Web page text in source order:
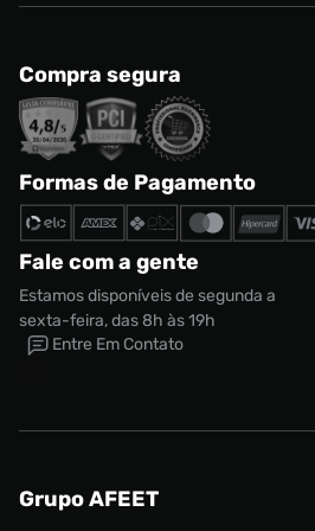
Compra segura
Formas de Pagamento
Fale com a gente
Estamos disponíveis de segunda a
sexta-feira, das 8h às 19h
Entre Em Contato
Grupo AFEET